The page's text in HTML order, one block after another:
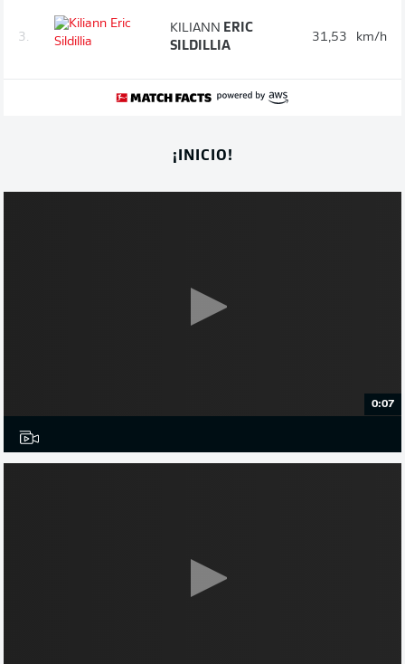
3.
KILIANN ERIC
SILDILLIA
31,53 km/h
¡INICIO!
0:07